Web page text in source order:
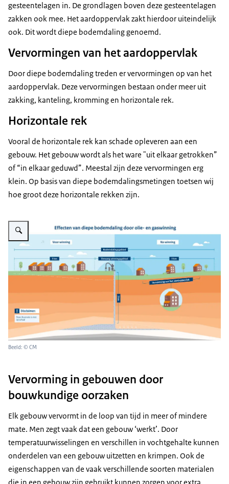
gesteentelagen in. De grondlagen boven deze gesteentelagen
zakken ook mee. Het aardoppervlak zakt hierdoor uiteindelijk
ook. Dit wordt diepe bodemdaling genoemd.
Vervormingen van het aardoppervlak
Door diepe bodemdaling treden er vervormingen op van het
aardoppervlak. Deze vervormingen bestaan onder meer uit
zakking, kanteling, kromming en horizontale rek.
Horizontale rek
Vooral de horizontale rek kan schade opleveren aan een
gebouw. Het gebouw wordt als het ware "uit elkaar getrokken”
of “in elkaar geduwd”. Meestal zijn deze vervormingen erg
klein. Op basis van diepe bodemdalingsmetingen toetsen wij
hoe groot deze horizontale rekken zijn.
Vergroot afbeelding Effecten van diepe bodemdaling door olie- en
Beeld: © CM
Vervorming in gebouwen door
bouwkundige oorzaken
Elk gebouw vervormt in de loop van tijd in meer of mindere
mate. Men zegt vaak dat een gebouw ‘werkt’. Door
temperatuurwisselingen en verschillen in vochtgehalte kunnen
onderdelen van een gebouw uitzetten en krimpen. Ook de
eigenschappen van de vaak verschillende soorten materialen